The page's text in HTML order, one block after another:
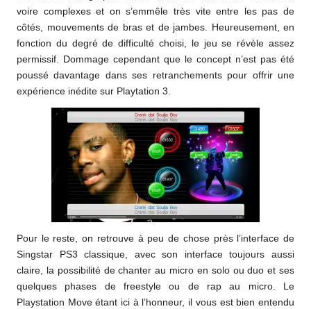
voire complexes et on s’emmêle très vite entre les pas de
côtés, mouvements de bras et de jambes. Heureusement, en
fonction du degré de difficulté choisi, le jeu se révèle assez
permissif. Dommage cependant que le concept n’est pas été
poussé davantage dans ses retranchements pour offrir une
expérience inédite sur Playtation 3.
Pour le reste, on retrouve à peu de chose près l’interface de
Singstar PS3 classique, avec son interface toujours aussi
claire, la possibilité de chanter au micro en solo ou duo et ses
quelques phases de freestyle ou de rap au micro. Le
Playstation Move étant ici à l’honneur, il vous est bien entendu